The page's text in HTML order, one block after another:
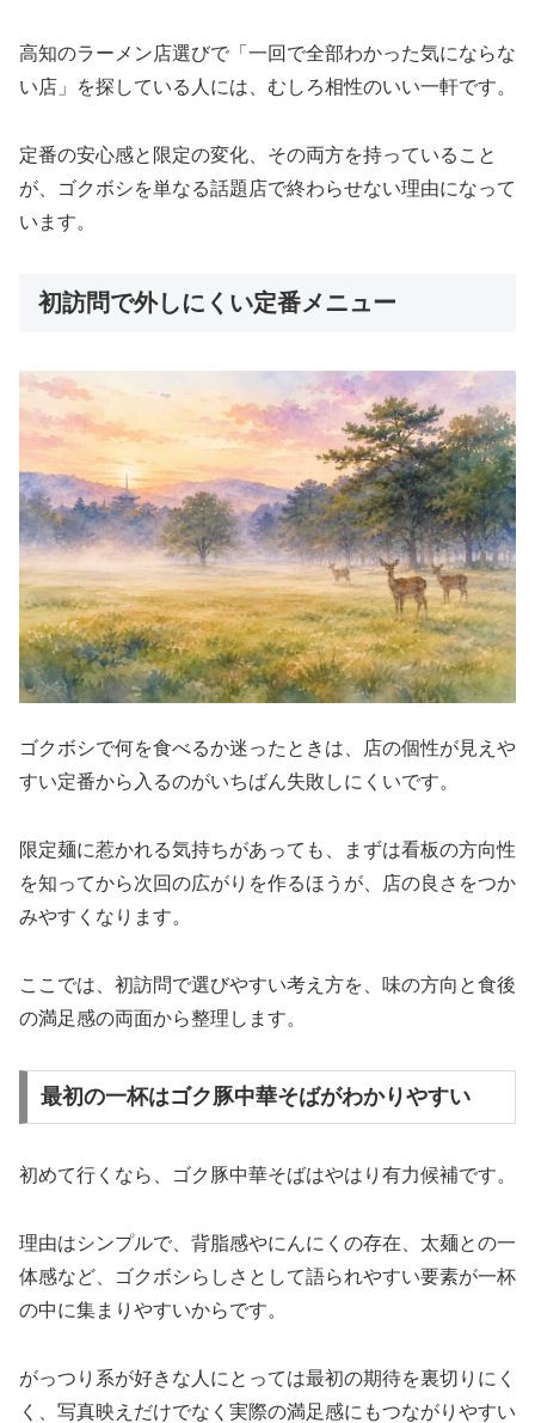
高知のラーメン店選びで「一回で全部わかった気にならな
い店」を探している人には、むしろ相性のいい一軒です。
定番の安心感と限定の変化、その両方を持っていること
が、ゴクボシを単なる話題店で終わらせない理由になって
います。
初訪問で外しにくい定番メニュー
ゴクボシで何を食べるか迷ったときは、店の個性が見えや
すい定番から入るのがいちばん失敗しにくいです。
限定麺に惹かれる気持ちがあっても、まずは看板の方向性
を知ってから次回の広がりを作るほうが、店の良さをつか
みやすくなります。
ここでは、初訪問で選びやすい考え方を、味の方向と食後
の満足感の両面から整理します。
最初の一杯はゴク豚中華そばがわかりやすい
初めて行くなら、ゴク豚中華そばはやはり有力候補です。
理由はシンプルで、背脂感やにんにくの存在、太麺との一
体感など、ゴクボシらしさとして語られやすい要素が一杯
の中に集まりやすいからです。
がっつり系が好きな人にとっては最初の期待を裏切りにく
く、写真映えだけでなく実際の満足感にもつながりやすい